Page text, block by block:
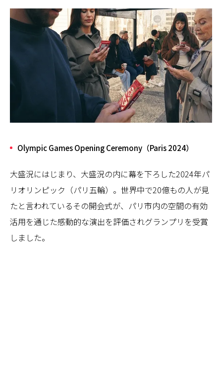
Olympic Games Opening Ceremony（Paris 2024）
大盛況にはじまり、大盛況の内に幕を下ろした2024年パ
リオリンピック（パリ五輪）。世界中で20億もの人が見
たと言われているその開会式が、パリ市内の空間の有効
活用を通じた感動的な演出を評価されグランプリを受賞
しました。